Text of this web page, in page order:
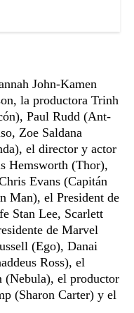
John-Kamen
la productora Trinh
Paul Rudd (Ant-
Zoe Saldana
el director y actor
Hemsworth (Thor),
Evans (Capitán
Man), el President de
Stan Lee, Scarlett
de Marvel
(Ego), Danai
Ross), el
el productor
(Sharon Carter) y el